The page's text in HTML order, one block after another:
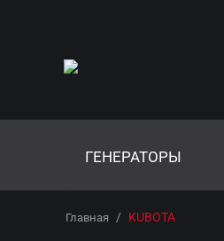
ГЕНЕРАТОРЫ
Главная / KUBOTA